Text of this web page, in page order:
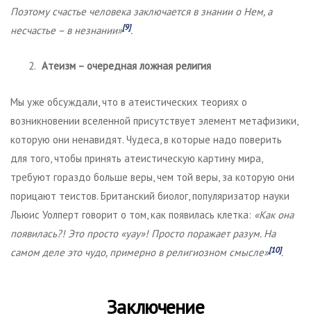
Поэтому счастье человека заключается в знании о Нем, а
несчастье –в незнании»[9].
Атеизм – очередная ложная религия
Мы уже обсуждали, что в атеистических теориях о
возникновении вселенной присутствует элемент метафизики,
которую они ненавидят. Чудеса, в которые надо поверить
для того, чтобы принять атеистическую картину мира,
требуют гораздо больше веры, чем той веры, за которую они
порицают теистов. Британский биолог, популяризатор науки
Льюис Уолперт говорит о том, как появилась клетка: «Как она
появилась?! Это просто «уау»! Просто поражает разум. На
самом деле это чудо, примерно в религиозном смысле»[10].
Заключение